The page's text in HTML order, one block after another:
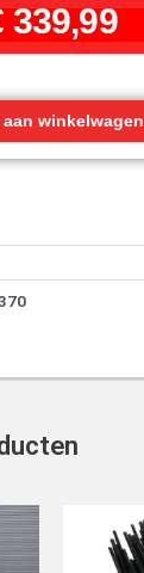
339,99
winkelwagen